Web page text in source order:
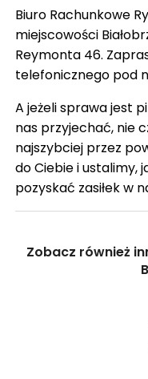
Biuro Rachunkowe
miejscowości
Reymonta 46.
telefonicznego pod
A jeżeli sprawa jest
nas przyjechać, nie
najszybciej przez
do Ciebie i ustalimy,
pozyskać zasiłek w
Zobacz również